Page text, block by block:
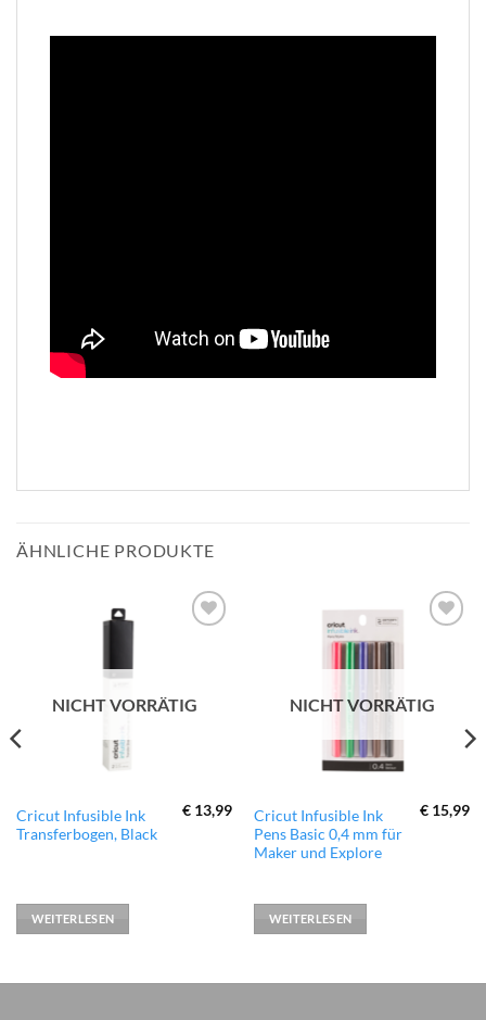
ÄHNLICHE PRODUKTE
NICHT VORRÄTIG
Cricut Infusible Ink
Transferbogen, Black
€ 13,99
WEITERLESEN
hinzufügen
NICHT VORRÄTIG
Cricut Infusible Ink
Pens Basic 0,4 mm für
Maker und Explore
€ 15,99
WEITERLESEN